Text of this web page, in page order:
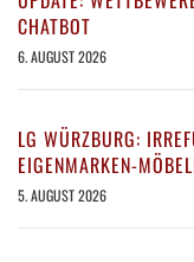
CHATBOT
6. AUGUST 2026
LG WÜRZBURG:
EIGENMARKEN-
5. AUGUST 2026